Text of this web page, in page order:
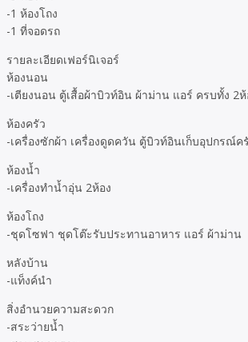
-1 ห้องโถง
-1 ที่จอดรถ
รายละเอียดเฟอร์นิเจอร์
ห้องนอน
-เตียงนอน ตู้เสื้อผ้าบิวท์อิน ผ้าม่าน แอร์ ครบทั้ง 2ห้
ห้องครัว
-เครื่องซักผ้า เครื่องดูดควัน ตู้บิวท์อินเก็บอุปกรณ์ค
ห้องน้ำ
-เครื่องทำน้ำอุ่น 2ห้อง
ห้องโถง
-ชุดโซฟา ชุดโต๊ะรับประทานอาหาร แอร์ ผ้าม่าน
หลังบ้าน
-แท็งค์นำ
สิ่งอำนวยความสะดวก
-สระว่ายน้ำ